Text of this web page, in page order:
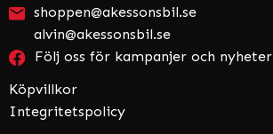
shoppen@akessonsbil.se
alvin@akessonsbil.se
Följ oss för kampanjer och nyheter
Köpvillkor
Integritetspolicy